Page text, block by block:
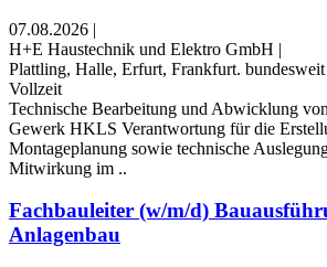
07.08.2026 |
H+E Haustechnik und Elektro GmbH |
Plattling, Halle, Erfurt, Frankfurt. bundesweit
Vollzeit
Technische Bearbeitung und Abwicklung
Gewerk HKLS Verantwortung für die
Montageplanung sowie technische
Mitwirkung im ..
Fachbauleiter (w/m/d)
Anlagenbau